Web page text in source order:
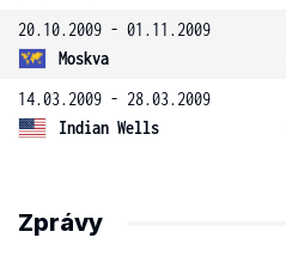
20.10.2009 - 01.11.2009
Moskva
14.03.2009 - 28.03.2009
Indian Wells
Zprávy